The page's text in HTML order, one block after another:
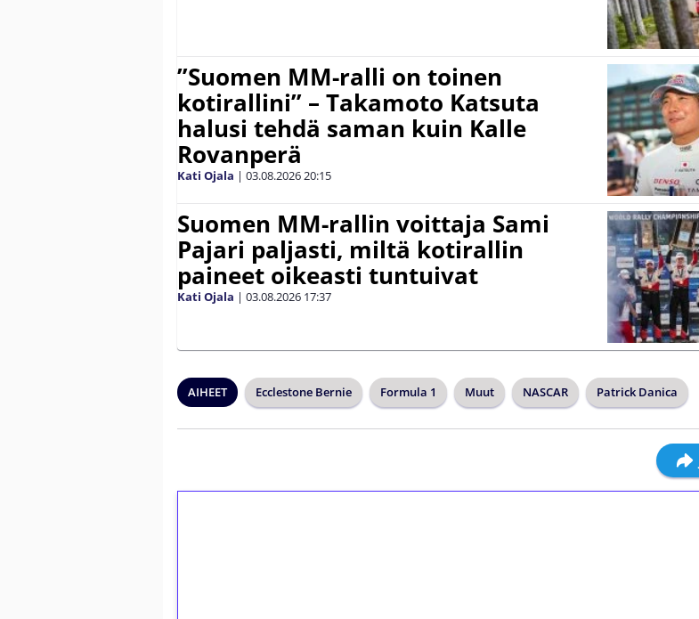
”Suomen MM-ralli on toinen
kotirallini” – Takamoto Katsuta
halusi tehdä saman kuin Kalle
Rovanperä
Kati Ojala | 03.08.202620:15
Suomen MM-rallin voittaja Sami
Pajari paljasti, miltä kotirallin
paineet oikeasti tuntuivat
Kati Ojala | 03.08.2026 17:37
AIHEET Ecclestone Bernie Formula 1 Muut NASCAR Patrick Danica